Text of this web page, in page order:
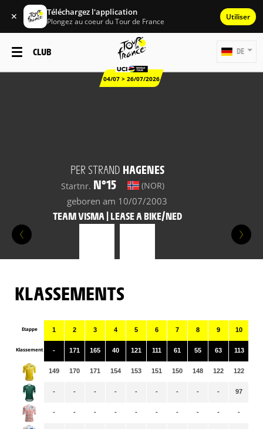
✕ Téléchargez l'application
Plongez au coeur du Tour de France Utiliser
CLUB
04/07 > 26/07/2026
DE
PER STRAND HAGENES
Startnr. N°15 (NOR)
geboren am 10/07/2003
TEAM VISMA | LEASE A BIKE/NED
KLASSEMENTS
Etappe
Klassement
1
-
149
-
-
2
171
170
-
-
3
165
171
-
-
4
40
154
-
-
5
121
153
-
-
6
111
151
-
-
7
61
150
-
-
8
55
148
-
-
9
63
122
-
-
10
113
122
97
-